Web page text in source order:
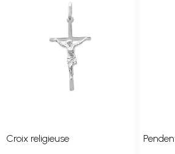
Croix religieuse